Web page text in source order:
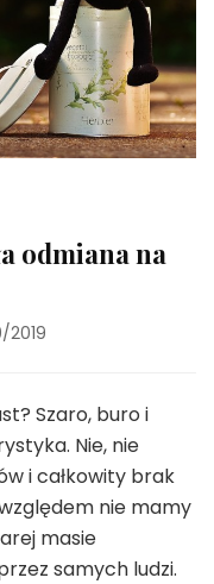
odmiana na
2019
Szaro, buro i
Nie, nie
i całkowity brak
nie mamy
masie
samych ludzi.